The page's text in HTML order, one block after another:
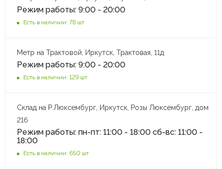
Режим работы: 9:00 - 20:00
Есть в наличии: 78 шт
Метр на Трактовой, Иркутск, Трактовая, 11д
Режим работы: 9:00 - 20:00
Есть в наличии: 129 шт
Склад на Р.Люксембург, Иркутск, Розы Люксембург, дом
216
Режим работы: пн-пт: 11:00 - 18:00 сб-вс: 11:00 -
18:00
Есть в наличии: 650 шт